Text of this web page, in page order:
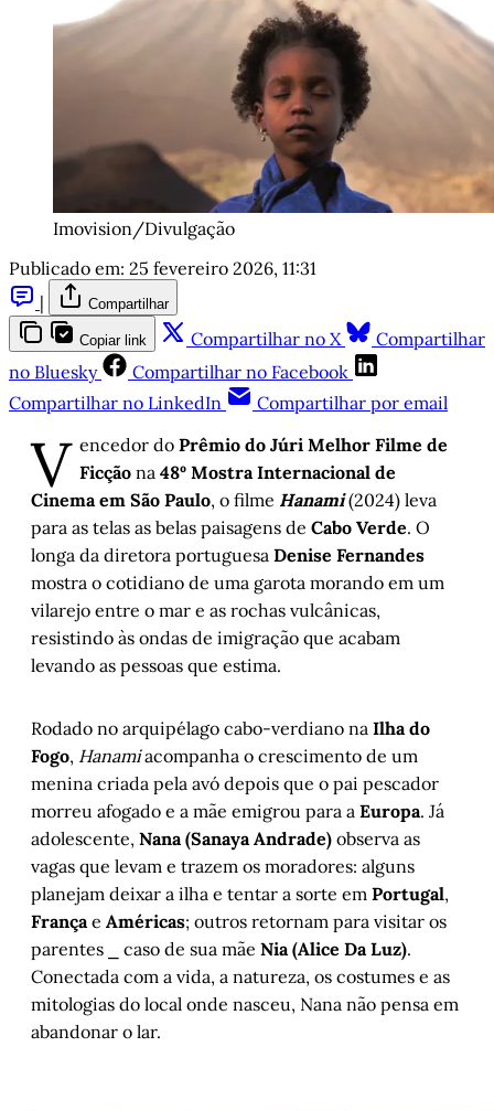
Imovision/Divulgação
Publicado em: 25 fevereiro 2026, 11:31
|
Compartilhar
Copiar link Compartilhar no X
Compartilhar
no Bluesky
Compartilhar no Facebook
Compartilhar no LinkedIn
Compartilhar por email
V encedor do Prêmio do Júri Melhor Filme de
Ficção na 48º Mostra Internacional de
Cinema em São Paulo, o filme Hanami(2024) leva
para as telas as belas paisagens de Cabo Verde. O
longa da diretora portuguesa Denise Fernandes
mostra o cotidiano de uma garota morando em um
vilarejo entre o mar e as rochas vulcânicas,
resistindo às ondas de imigração que acabam
levando as pessoas que estima.
Rodado no arquipélago cabo-verdiano na Ilha do
Fogo, Hanamiacompanha o crescimento de um
menina criada pela avó depois que o pai pescador
morreu afogado e a mãe emigrou para a Europa. Já
adolescente, Nana (Sanaya Andrade) observa as
vagas que levam e trazem os moradores: alguns
planejam deixar a ilha e tentar a sorte em Portugal,
França e Américas; outros retornam para visitar os
parentes ⎯ caso de sua mãe Nia (Alice Da Luz).
Conectada com a vida, a natureza, os costumes e as
mitologias do local onde nasceu, Nana não pensa em
abandonar o lar.